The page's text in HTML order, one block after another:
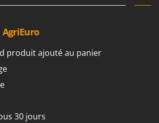
AgriEuro
produit ajouté au panier
30 jours